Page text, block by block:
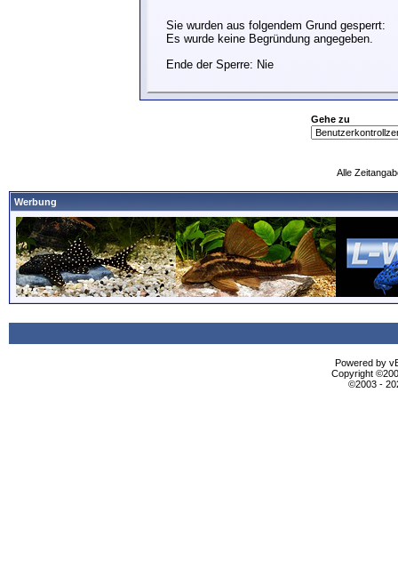
Sie wurden aus folgendem Grund gesperrt:
Es wurde keine Begründung angegeben.
Ende der Sperre: Nie
Gehe zu
Alle
Werbung
Powered by
Copyright
©2003 -